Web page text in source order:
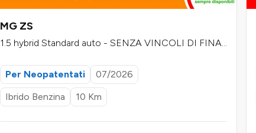
MG ZS
1.5 hybrid Standard auto - SENZA VINCOLI DI FINA
Per Neopatentati
07/2026
Ibrido Benzina
10 Km